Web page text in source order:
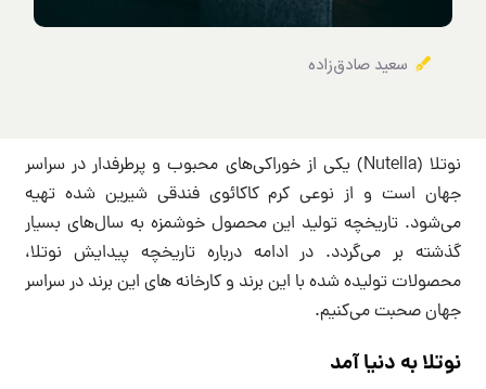
سعید صادق‌زاده
نوتلا (Nutella) یکی از خوراکی‌های محبوب و پرطرفدار در سراسر
جهان است و از نوعی کرم کاکائوی فندقی شیرین شده تهیه
می‌شود. تاریخچه تولید این محصول خوشمزه به سال‌های بسیار
گذشته بر می‌گردد. در ادامه درباره تاریخچه پیدایش نوتلا،
محصولات تولیده شده با این برند و کارخانه های این برند در سراسر
جهان صحبت می‌کنیم.
نوتلا به دنیا آمد